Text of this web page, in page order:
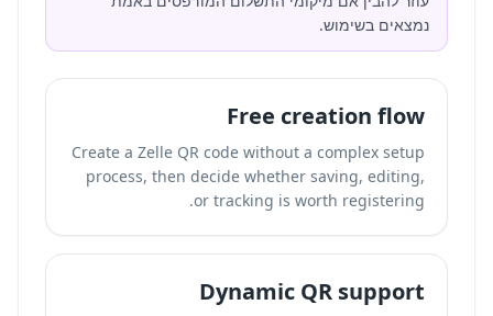
נמצאים בשימוש.
Free creation flow
Create a Zelle QR code without a complex setup
process, then decide whether saving, editing,
or tracking is worth registering.
Dynamic QR support